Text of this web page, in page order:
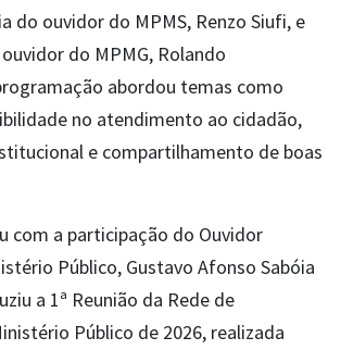
do ouvidor do MPMS, Renzo Siufi, e
do MPMG, Rolando
abordou temas como
no atendimento ao cidadão,
e compartilhamento de boas
com a participação do Ouvidor
Público, Gustavo Afonso Sabóia
a 1ª Reunião da Rede de
Público de 2026, realizada